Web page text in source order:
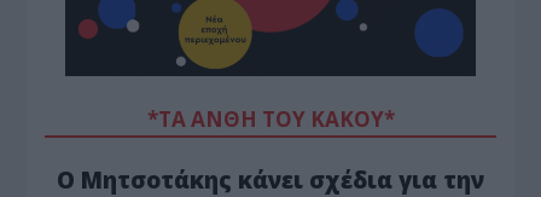
*ΤΑ ΆΝΘΗ ΤΟΥ ΚΑΚΟΎ*
Ο Μητσοτάκης κάνει σχέδια για την